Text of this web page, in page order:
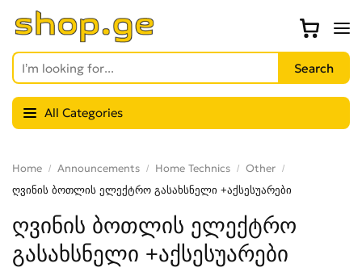
All Categories
Home Announcements Home Technics
Other
ღვინის ბოთლის ელექტრო გასახსნელი +აქსესუარები
ღვინის ბოთლის ელექტრო
გასახსნელი +აქსესუარები